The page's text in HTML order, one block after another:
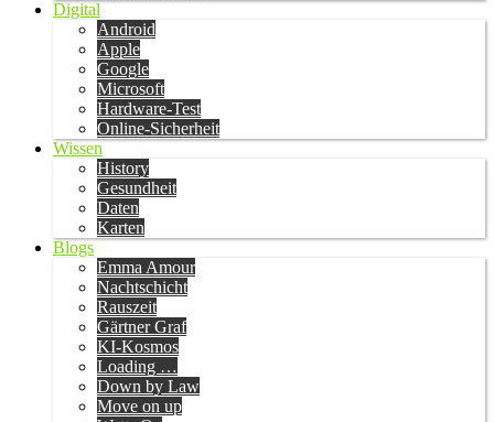
Digital
Android
Apple
Google
Microsoft
Hardware-Test
Online-Sicherheit
Wissen
History
Gesundheit
Daten
Karten
Blogs
Emma Amour
Nachtschicht
Rauszeit
Gärtner Graf
KI-Kosmos
Loading …
Down by Law
Move on up